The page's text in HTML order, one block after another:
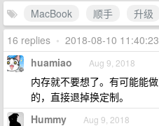
MacBook
顺手 升级
16 replies • 2018-08-10
huamiao Aug 9, 2018
内存就不要想了。有可能能
的，直接退掉换定制。
Hummy Aug 9, 2018